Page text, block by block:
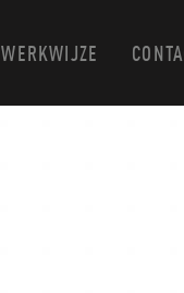
WERKWIJZE